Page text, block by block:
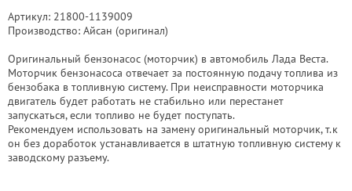
Артикул: 21800-1139009
Производство: Айсан (оригинал)
Оригинальный бензонасос (моторчик) в автомобиль Лада Веста.
Моторчик бензонасоса отвечает за постоянную подачу топлива из
бензобака в топливную систему. При неисправности моторчика
двигатель будет работать не стабильно или перестанет
запускаться, если топливо не будет поступать.
Рекомендуем использовать на замену оригинальный моторчик, т.к
он без доработок устанавливается в штатную топливную систему к
заводскому разъему.